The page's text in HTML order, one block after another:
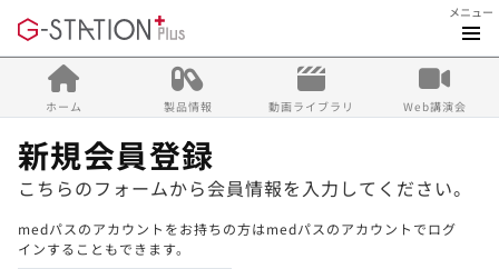
メニュー
ホーム 製品情報 動画ライブラリ Web講演会
新規会員登録
こちらのフォームから会員情報を入力してください。
medパスのアカウントをお持ちの方はmedパスのアカウントでログ
インすることもできます。